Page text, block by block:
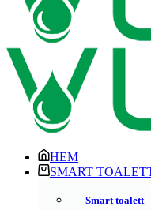
HEM
SMART
Smart toalett